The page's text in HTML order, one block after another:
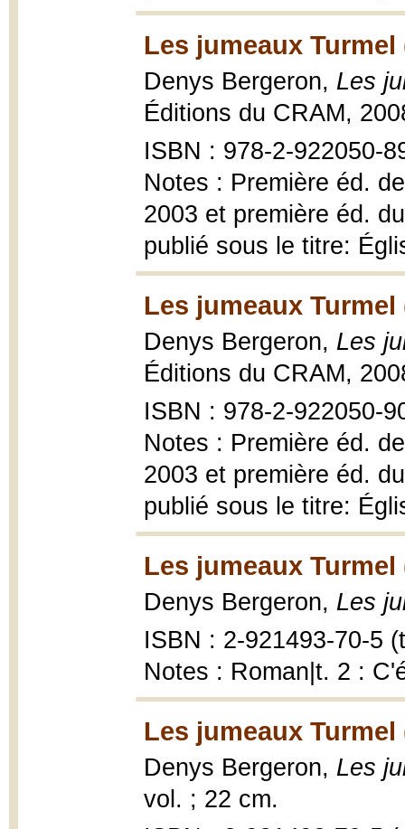
Les jumeaux Turmel
Denys Bergeron, Les
Éditions du CRAM,
ISBN : 978-2-922050-
Notes : Première éd.
2003 et première éd.
publié sous le titre:
Les jumeaux Turmel
Denys Bergeron, Les
Éditions du CRAM,
ISBN : 978-2-922050-
Notes : Première éd.
2003 et première éd.
publié sous le titre:
Les jumeaux Turmel
Denys Bergeron, Les
ISBN : 2-921493-70-5
Notes : Roman|t. 2 :
Les jumeaux Turmel
Denys Bergeron, Les
vol. ; 22 cm.